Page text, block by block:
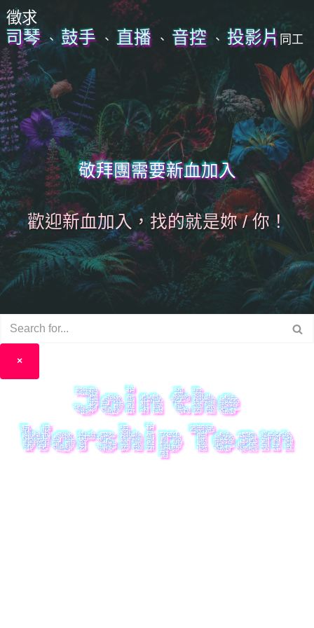
Join the
Worship Team
敬拜團需要新血加入
徵求
司琴 、 鼓手 、 直播 、 音控 、 投影片 同工
歡迎新血加入，找的就是妳 / 你！
×